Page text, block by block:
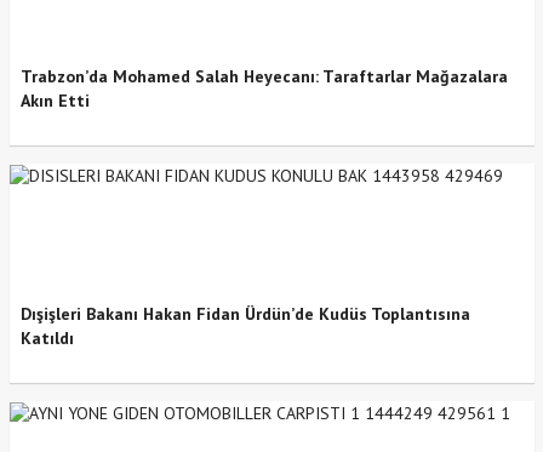
Trabzon’da Mohamed Salah Heyecanı: Taraftarlar Mağazalara
Akın Etti
Dışişleri Bakanı Hakan Fidan Ürdün’de Kudüs Toplantısına
Katıldı